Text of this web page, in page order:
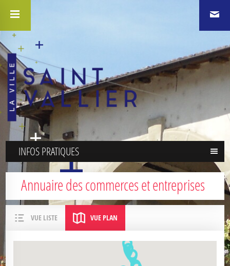
INFOS PRATIQUES
Annuaire des commerces et entreprises
VUE LISTE VUE PLAN